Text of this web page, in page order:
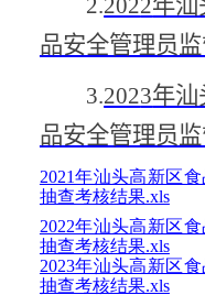
2.2022年汕
品安全管理员
3.2023年汕
品安全管理员
2021年汕头高新区
抽查考核结果.xls
2022年汕头高新区
抽查考核结果.xls
2023年汕头高新区
抽查考核结果.xls